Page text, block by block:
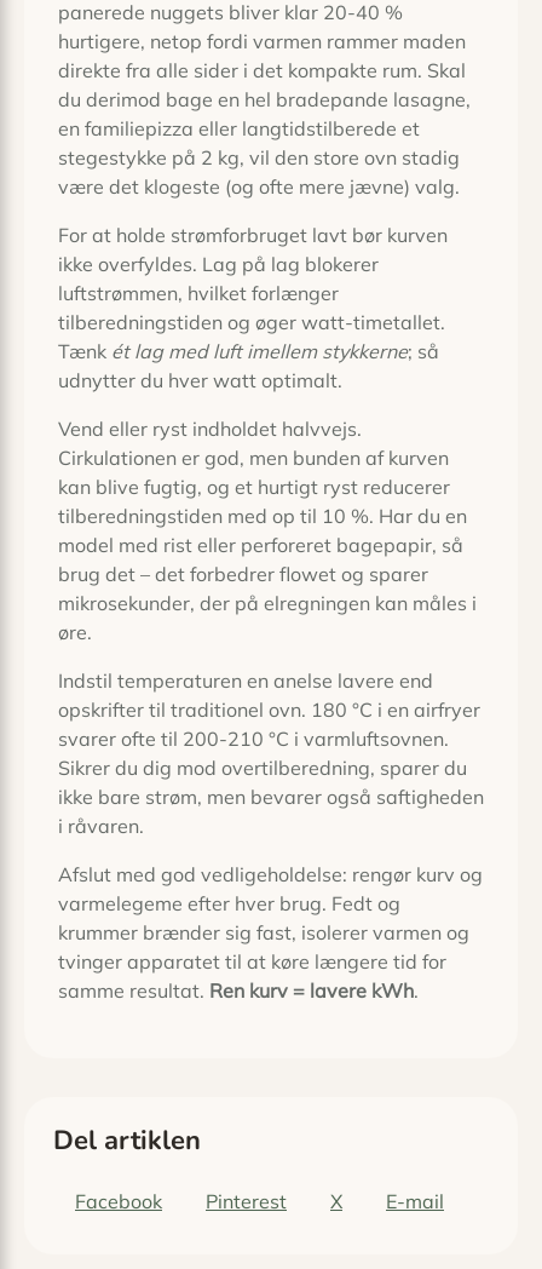
panerede nuggets bliver klar 20-40 %
hurtigere, netop fordi varmen rammer maden
direkte fra alle sider i det kompakte rum. Skal
du derimod bage en hel bradepande lasagne,
en familiepizza eller langtidstilberede et
stegestykke på 2 kg, vil den store ovn stadig
være det klogeste (og ofte mere jævne) valg.
For at holde strømforbruget lavt bør kurven
ikke overfyldes. Lag på lag blokerer
luftstrømmen, hvilket forlænger
tilberedningstiden og øger watt-timetallet.
Tænk ét lag med luft imellem stykkerne; så
udnytter du hver watt optimalt.
Vend eller ryst indholdet halvvejs.
Cirkulationen er god, men bunden af kurven
kan blive fugtig, og et hurtigt ryst reducerer
tilberedningstiden med op til 10 %. Har du en
model med rist eller perforeret bagepapir, så
brug det – det forbedrer flowet og sparer
mikro­sekunder, der på elregningen kan måles i
øre.
Indstil temperaturen en anelse lavere end
opskrifter til traditionel ovn. 180 °C i en airfryer
svarer ofte til 200-210 °C i varmlufts­ovnen.
Sikrer du dig mod overtilberedning, sparer du
ikke bare strøm, men bevarer også saftigheden
i råvaren.
Afslut med god vedligeholdelse: rengør kurv og
varmelegeme efter hver brug. Fedt og
krummer brænder sig fast, isolerer varmen og
tvinger apparatet til at køre længere tid for
samme resultat. Ren kurv = lavere kWh.
Del artiklen
Facebook Pinterest X E-mail